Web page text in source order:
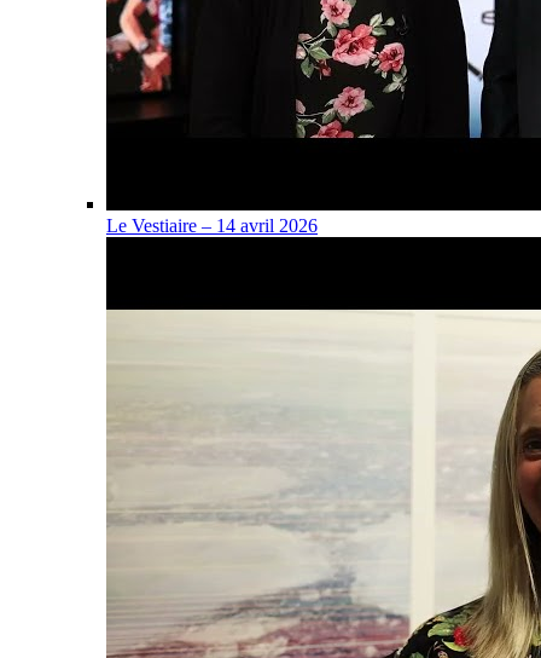
Le Vestiaire – 14 avril 2026